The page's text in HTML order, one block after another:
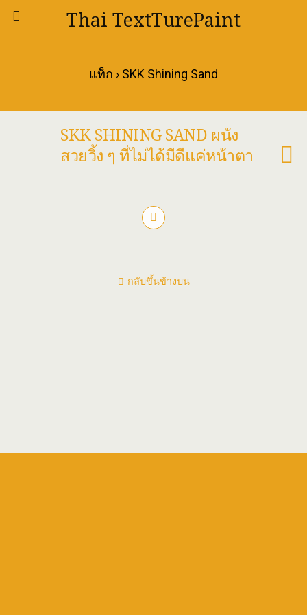
Thai TextTurePaint
แท็ก › SKK Shining Sand
SKK SHINING SAND ผนัง
สวยวิ้ง ๆ ที่ไม่ได้มีดีแค่หน้าตา
กลับขึ้นข้างบน